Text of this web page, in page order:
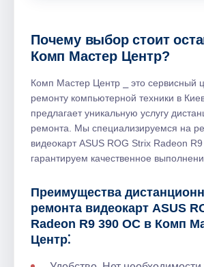
Почему выбор стоит
Комп Мастер Центр?
Комп Мастер Центр ⎯ это сервисный
ремонту компьютерной техники в
предлагает уникальную услугу
ремонта. Мы специализируемся на
видеокарт ASUS ROG Strix Radeon
гарантируем качественное
Преимущества
ремонта видеокарт ASUS
Radeon R9 390 OC в Комп
Центр⁚